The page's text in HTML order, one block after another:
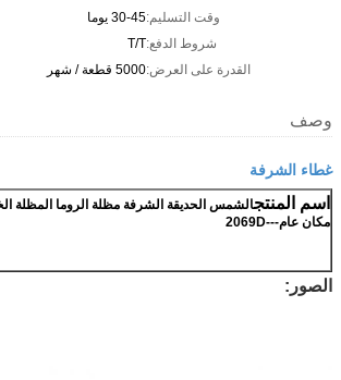
وقت التسليم:30-45 يوما
شروط الدفع:T/T
القدرة على العرض:5000 قطعة / شهر
وصف
غطاء الشرفة
اسم المنتجالشمس الحديقة الشرفة مظلة الروما المظلة
مكان عام---2069D
الصور: